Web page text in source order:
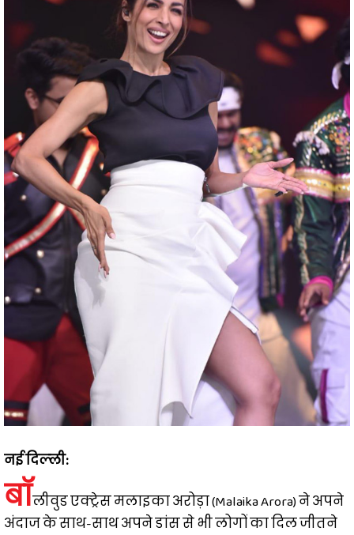
नई दिल्‍ली:
बॉलीवुड एक्ट्रेस मलाइका अरोड़ा (Malaika Arora) ने अपने
अंदाज के साथ-साथ अपने डांस से भी लोगों का दिल जीतने